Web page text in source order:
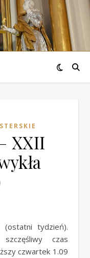
XXII
czas
czwartek 1.09